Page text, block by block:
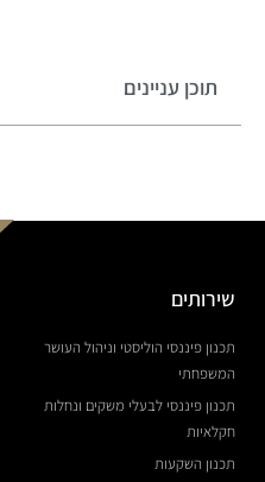
תוכן עניינים
שירותים
תכנון פיננסי הוליסטי וניהול העושר
המשפחתי
תכנון פיננסי לבעלי משקים ונחלות
חקלאיות
תכנון השקעות